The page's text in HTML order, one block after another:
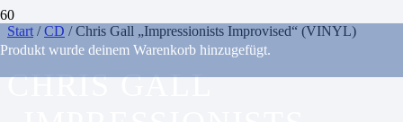
Produkt wurde deinem Warenkorb hinzugefügt.
Start /CD / Chris Gall „Impressionists Improvised“ (VINYL)
CHRIS GALL